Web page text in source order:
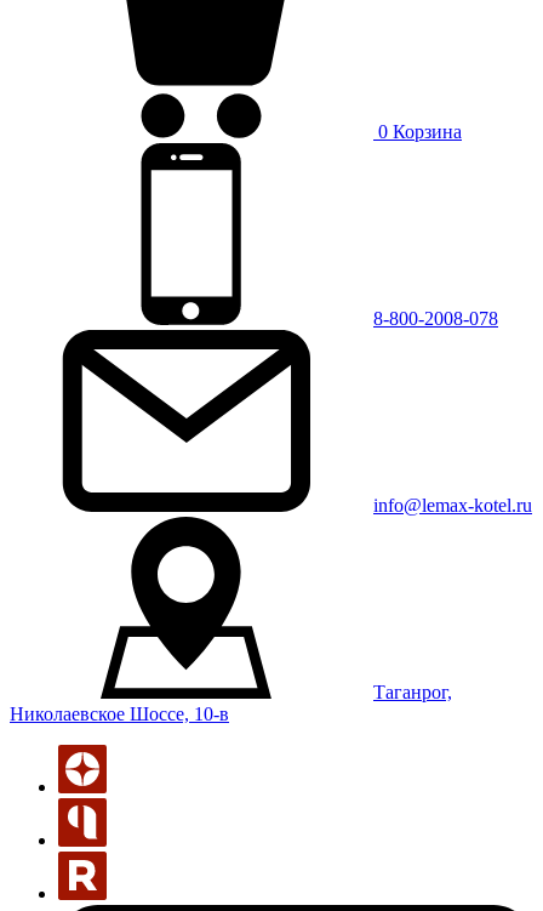
0 Корзина
8-800-2008-078
info@lemax-kotel.ru
Таганрог,
Николаевское Шоссе, 10-в